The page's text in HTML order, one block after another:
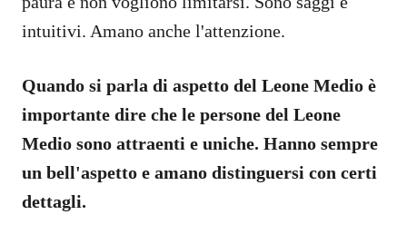
intuitivi. Amano anche l'attenzione.
Quando si parla di aspetto del Leone Medio è
importante dire che le persone del Leone
Medio sono attraenti e uniche. Hanno sempre
un bell'aspetto e amano distinguersi con certi
dettagli.